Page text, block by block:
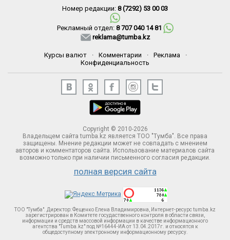
Номер редакции: 8 (7292) 53 00 03
Рекламный отдел: 8 707 040 14 81
reklama@tumba.kz
Курсы валют · Комментарии · Реклама
·
Конфиденциальность
Copyright © 2010-2026
Владельцем сайта tumba.kz является ТОО "Тумба". Все права
защищены. Мнение редакции может не совпадать с мнением
авторов и комментаторов сайта. Использование материалов сайта
возможно только при наличии письменного согласия редакции.
полная версия сайта
ТОО "Тумба". Директор: Фещенко Елена Владимировна, Интернет-ресурс tumba.kz
зарегистрирован в Комитете госудаственного контроля в области связи,
информации и средств массовой информации в качестве информационного
агентства "Tumba.kz" под №16444-ИА от 13.04.2017г. и относятся к
общедоступному электронному информационному ресурсу.